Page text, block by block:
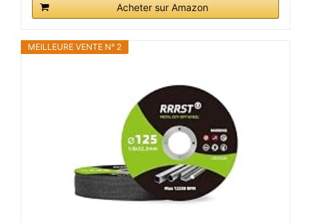
Acheter sur Amazon
MEILLEURE VENTE N° 2